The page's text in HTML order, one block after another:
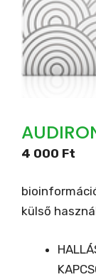
4 000 Ft
külső